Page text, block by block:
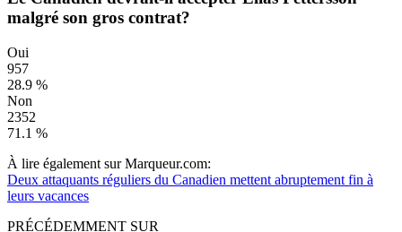
malgré son gros contrat?
Oui
957
28.9 %
Non
2352
71.1 %
À lire également sur Marqueur.com:
Deux attaquants réguliers du Canadien mettent abruptement fin à
leurs vacances
PRÉCÉDEMMENT SUR